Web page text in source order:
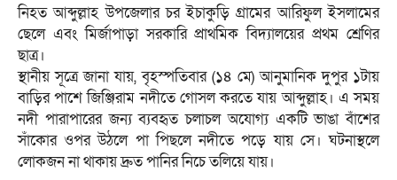
নিহত আব্দুল্লাহ উপজেলার চর ইচাকুড়ি গ্রামের আরিফুল ইসলামের
ছেলে এবং মির্জাপাড়া সরকারি প্রাথমিক বিদ্যালয়ের প্রথম শ্রেণির
ছাত্র।
স্থানীয় সূত্রে জানা যায়, বৃহস্পতিবার (১৪ মে) আনুমানিক দুপুর ১টায়
বাড়ির পাশে জিঞ্জিরাম নদীতে গোসল করতে যায় আব্দুল্লাহ। এ সময়
নদী পারাপারের জন্য ব্যবহৃত চলাচল অযোগ্য একটি ভাঙা বাঁশের
সাঁকোর ওপর উঠলে পা পিছলে নদীতে পড়ে যায় সে। ঘটনাস্থলে
লোকজন না থাকায় দ্রুত পানির নিচে তলিয়ে যায়।